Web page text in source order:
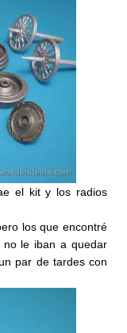
el kit y los radios
los que encontré
le iban a quedar
par de tardes con